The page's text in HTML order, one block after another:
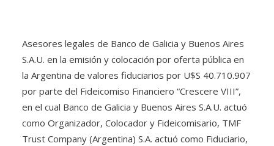
Asesores legales de Banco de Galicia y Buenos Aires
S.A.U. en la emisión y colocación por oferta pública en
la Argentina de valores fiduciarios por U$S 40.710.907
por parte del Fideicomiso Financiero “Crescere VIII”,
en el cual Banco de Galicia y Buenos Aires S.A.U. actuó
como Organizador, Colocador y Fideicomisario, TMF
Trust Company (Argentina) S.A. actuó como Fiduciario,